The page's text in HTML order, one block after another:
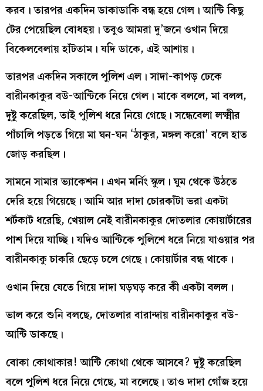
করব। তারপর একদিন ডাকাডাকি বন্ধ হয়ে গেল। আন্টি কিছু
টের পেয়েছিল বোধহয়। তবুও আমরা দু’জনে ওখান দিয়ে
বিকেলবেলায় হাঁটতাম। যদি ডাকে, এই আশায়।
তারপর একদিন সকালে পুলিশ এল। সাদা-কাপড় ঢেকে
বারীনকাকুর বউ-আন্টিকে নিয়ে গেল। মাকে বললে, মা বলল,
দুষ্টু করেছিল, তাই পুলিশ ধরে নিয়ে গেছে। সন্ধেবেলা লক্ষ্মীর
পাঁচালি পড়তে গিয়ে মা ঘন-ঘন ‘ঠাকুর, মঙ্গল করো’ বলে হাত
জোড় করছিল।
সামনে সামার ভ্যাকেশন। এখন মর্নিং স্কুল। ঘুম থেকে উঠতে
দেরি হয়ে গিয়েছে। আমি আর দাদা চোরকাঁটা ভরা একটা
শর্টকাট ধরেছি, খেয়াল নেই বারীনকাকুর দোতলার কোয়ার্টারের
পাশ দিয়ে যাচ্ছি। যদিও আন্টিকে পুলিশে ধরে নিয়ে যাওয়ার পর
বারীনকাকু চাকরি ছেড়ে চলে গেছে। কোয়ার্টার বন্ধ থাকে।
ওখান দিয়ে যেতে গিয়ে দাদা ঘড়ঘড় করে কী একটা বলল।
ভাল করে শুনি বলছে, দোতলার বারান্দায় বারীনকাকুর বউ-
আন্টি ডাকছে।
বোকা কোথাকার! আন্টি কোথা থেকে আসবে? দুষ্টু করেছিল
বলে পুলিশ ধরে নিয়ে গেছে, মা বলেছে। তাও দাদা গোঁজ হয়ে